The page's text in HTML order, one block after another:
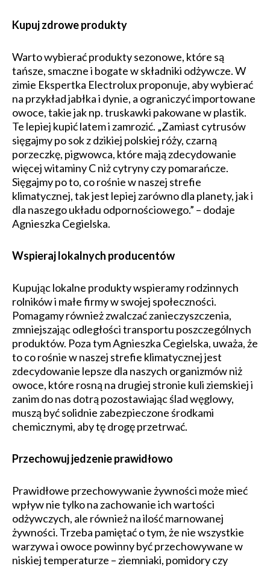
Kupuj zdrowe produkty
Warto wybierać produkty sezonowe, które są
tańsze, smaczne i bogate w składniki odżywcze. W
zimie Ekspertka Electrolux proponuje, aby wybierać
na przykład jabłka i dynie, a ograniczyć importowane
owoce, takie jak np. truskawki pakowane w plastik.
Te lepiej kupić latem i zamrozić. „Zamiast cytrusów
sięgajmy po sok z dzikiej polskiej róży, czarną
porzeczkę, pigwowca, które mają zdecydowanie
więcej witaminy C niż cytryny czy pomarańcze.
Sięgajmy po to, co rośnie w naszej strefie
klimatycznej, tak jest lepiej zarówno dla planety, jak i
dla naszego układu odpornościowego.” – dodaje
Agnieszka Cegielska.
Wspieraj lokalnych producentów
Kupując lokalne produkty wspieramy rodzinnych
rolników i małe firmy w swojej społeczności.
Pomagamy również zwalczać zanieczyszczenia,
zmniejszając odległości transportu poszczególnych
produktów. Poza tym Agnieszka Cegielska, uważa, że
to co rośnie w naszej strefie klimatycznej jest
zdecydowanie lepsze dla naszych organizmów niż
owoce, które rosną na drugiej stronie kuli ziemskiej i
zanim do nas dotrą pozostawiając ślad węglowy,
muszą być solidnie zabezpieczone środkami
chemicznymi, aby tę drogę przetrwać.
Przechowuj jedzenie prawidłowo
Prawidłowe przechowywanie żywności może mieć
wpływ nie tylko na zachowanie ich wartości
odżywczych, ale również na ilość marnowanej
żywności. Trzeba pamiętać o tym, że nie wszystkie
warzywa i owoce powinny być przechowywane w
niskiej temperaturze – ziemniaki, pomidory czy